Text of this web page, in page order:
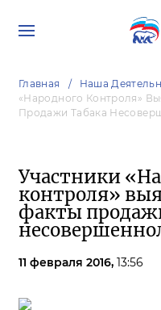
Главная Наша
«Народного Контроля»
Продажи Табака
Участники
контроля»
факты
11 февраля 2016, 13:56